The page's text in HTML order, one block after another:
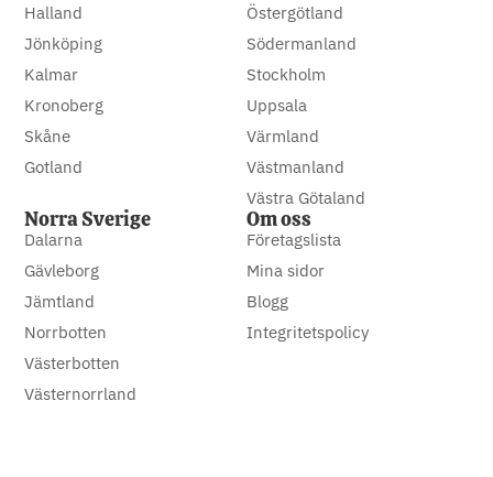
Halland
Jönköping
Kalmar
Kronoberg
Skåne
Gotland
Östergötland
Södermanland
Stockholm
Uppsala
Värmland
Västmanland
Västra Götaland
Norra Sverige
Dalarna
Gävleborg
Jämtland
Norrbotten
Västerbotten
Västernorrland
Om oss
Företagslista
Mina sidor
Blogg
Integritetspolicy